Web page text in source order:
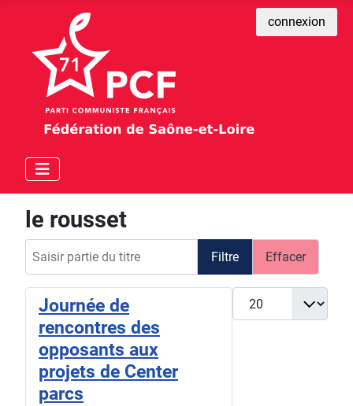
connexion
le rousset
Filtre Effacer
Afficher #
Journée de
rencontres des
opposants aux
projets de Center
parcs